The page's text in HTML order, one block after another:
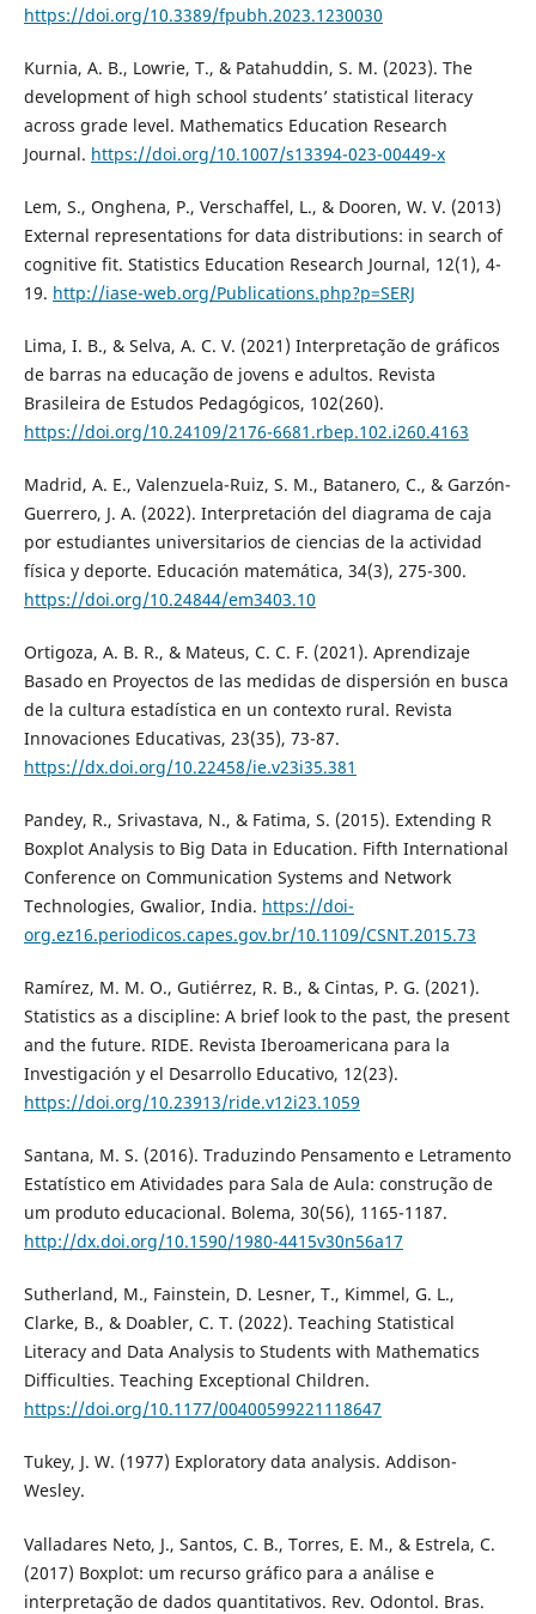
https://doi.org/10.3389/fpubh.2023.1230030
Kurnia, A. B., Lowrie, T., & Patahuddin, S. M. (2023). The
development of high school students’ statistical literacy
across grade level. Mathematics Education Research
Journal. https://doi.org/10.1007/s13394-023-00449-x
Lem, S., Onghena, P., Verschaffel, L., & Dooren, W. V. (2013)
External representations for data distributions: in search of
cognitive fit. Statistics Education Research Journal, 12(1), 4-
19. http://iase-web.org/Publications.php?p=SERJ
Lima, I. B., & Selva, A. C. V. (2021) Interpretação de gráficos
de barras na educação de jovens e adultos. Revista
Brasileira de Estudos Pedagógicos, 102(260).
https://doi.org/10.24109/2176-6681.rbep.102.i260.4163
Madrid, A. E., Valenzuela-Ruiz, S. M., Batanero, C., & Garzón-
Guerrero, J. A. (2022). Interpretación del diagrama de caja
por estudiantes universitarios de ciencias de la actividad
física y deporte. Educación matemática, 34(3), 275-300.
https://doi.org/10.24844/em3403.10
Ortigoza, A. B. R., & Mateus, C. C. F. (2021). Aprendizaje
Basado en Proyectos de las medidas de dispersión en busca
de la cultura estadística en un contexto rural. Revista
Innovaciones Educativas, 23(35), 73-87.
https://dx.doi.org/10.22458/ie.v23i35.381
Pandey, R., Srivastava, N., & Fatima, S. (2015). Extending R
Boxplot Analysis to Big Data in Education. Fifth International
Conference on Communication Systems and Network
Technologies, Gwalior, India. https://doi-
org.ez16.periodicos.capes.gov.br/10.1109/CSNT.2015.73
Ramírez, M. M. O., Gutiérrez, R. B., & Cintas, P. G. (2021).
Statistics as a discipline: A brief look to the past, the present
and the future. RIDE. Revista Iberoamericana para la
Investigación y el Desarrollo Educativo, 12(23).
https://doi.org/10.23913/ride.v12i23.1059
Santana, M. S. (2016). Traduzindo Pensamento e Letramento
Estatístico em Atividades para Sala de Aula: construção de
um produto educacional. Bolema, 30(56), 1165-1187.
http://dx.doi.org/10.1590/1980-4415v30n56a17
Sutherland, M., Fainstein, D. Lesner, T., Kimmel, G. L.,
Clarke, B., & Doabler, C. T. (2022). Teaching Statistical
Literacy and Data Analysis to Students with Mathematics
Difficulties. Teaching Exceptional Children.
https://doi.org/10.1177/00400599221118647
Tukey, J. W. (1977) Exploratory data analysis. Addison-
Wesley.
Valladares Neto, J., Santos, C. B., Torres, E. M., & Estrela, C.
(2017) Boxplot: um recurso gráfico para a análise e
interpretação de dados quantitativos. Rev. Odontol. Bras.